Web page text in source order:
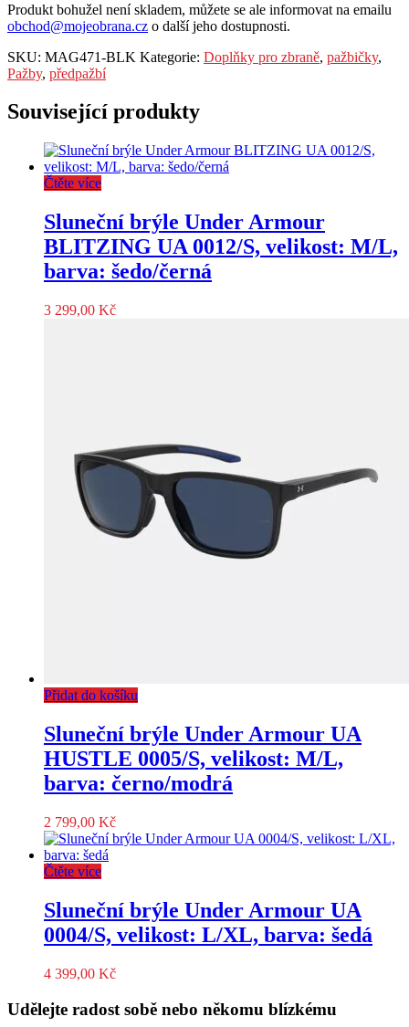
Produkt bohužel není skladem, můžete se ale informovat na emailu
obchod@mojeobrana.cz o další jeho dostupnosti.
SKU: MAG471-BLK Kategorie: Doplňky pro zbraně, pažbičky,
Pažby, předpažbí
Související produkty
Čtěte více
Sluneční brýle Under Armour
BLITZING UA 0012/S, velikost: M/L,
barva: šedo/černá
3 299,00 Kč
Přidat do košíku
Sluneční brýle Under Armour UA
HUSTLE 0005/S, velikost: M/L,
barva: černo/modrá
2 799,00 Kč
Čtěte více
Sluneční brýle Under Armour UA
0004/S, velikost: L/XL, barva: šedá
4 399,00 Kč
Udělejte radost sobě nebo někomu blízkému